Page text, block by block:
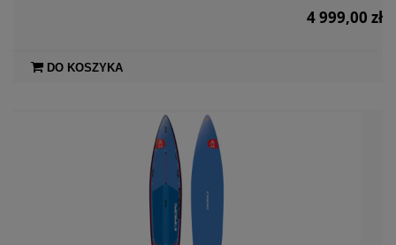
4 999,00 zł
DO KOSZYKA